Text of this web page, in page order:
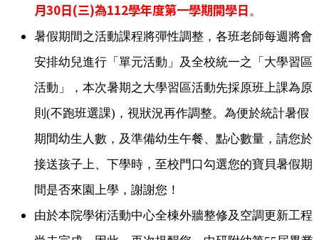
月30日(三)為112學年度第一學期開學日。
暑假期間之活動課程將彈性調整，各班老師每週將會
安排幼兒進行「單元活動」及全校統一之「大學習區
活動」，本次暑期之大學習區活動先採原班上課為原
則(不跑班選課)，視狀況再作調整。為便於統計暑假
期間幼生人數，及準備幼生午餐、點心數量，請您於
接送孩子上、下學時，至校門口勾選您的寶貝暑假期
間是否來園上學，謝謝您！
由於本院學術活動中心全棟外牆整修及空調更新工程